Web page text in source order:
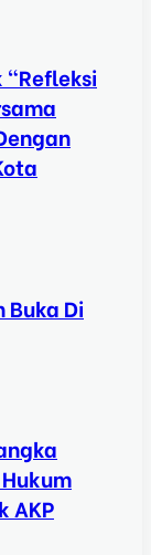
Buka Di
AKP